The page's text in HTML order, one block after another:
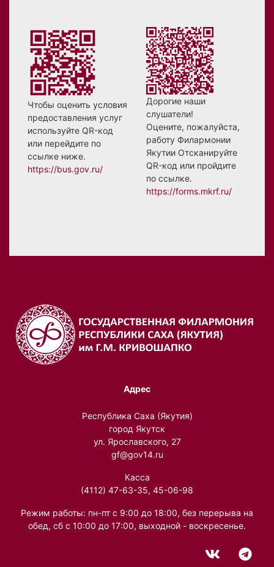
Чтобы оценить условия
предоставления услуг
используйте QR-код
или перейдите по
ссылке ниже.
https://bus.gov.ru/
Дорогие наши
слушатели!
Оцените, пожалуйста,
работу Филармонии
Якутии Отсканируйте
QR-код или пройдите
по ссылке.
https://forms.mkrf.ru/
Адрес
Республика Саха (Якутия)
город Якутск
ул. Ярославского, 27
gf@gov14.ru
Касса
(4112) 47-63-35, 45-06-98
Режим работы: пн-пт с 9:00 до 18:00, без перерыва на
обед, сб с 10:00 до 17:00, выходной - воскресенье.